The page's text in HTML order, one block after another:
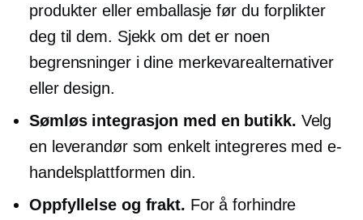
produkter eller emballasje før du forplikter
deg til dem. Sjekk om det er noen
begrensninger i dine merkevarealternativer
eller design.
Sømløs integrasjon med en butikk. Velg
en leverandør som enkelt integreres med e-
handelsplattformen din.
Oppfyllelse og frakt. For å forhindre